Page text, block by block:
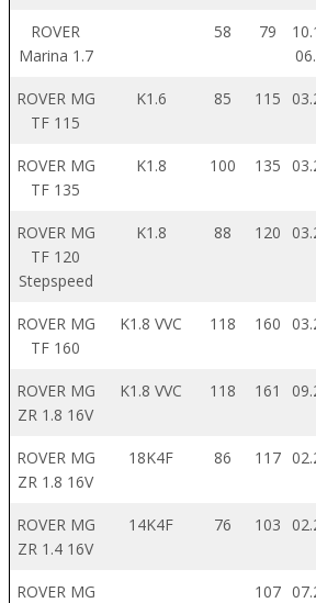
ROVER
Marina 1.7
58 79
ROVER MG
TF 115
K1.6 85 115
ROVER MG
TF 135
K1.8 100 135
ROVER MG
TF 120
Stepspeed
K1.8 88 120
ROVER MG
TF 160
K1.8 VVC 118 160
ROVER MG
ZR 1.8 16V
K1.8 VVC 118 161
ROVER MG
ZR 1.8 16V
18K4F 86 117
ROVER MG
ZR 1.4 16V
14K4F 76 103
ROVER MG
107